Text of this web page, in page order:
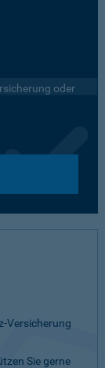
oder
Versicherung
Sie gerne